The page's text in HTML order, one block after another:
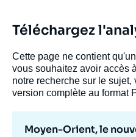
Téléchargez
Cette page ne contient
vous souhaitez avoir accès
notre recherche sur le
version complète au format
Moyen-Orient, le